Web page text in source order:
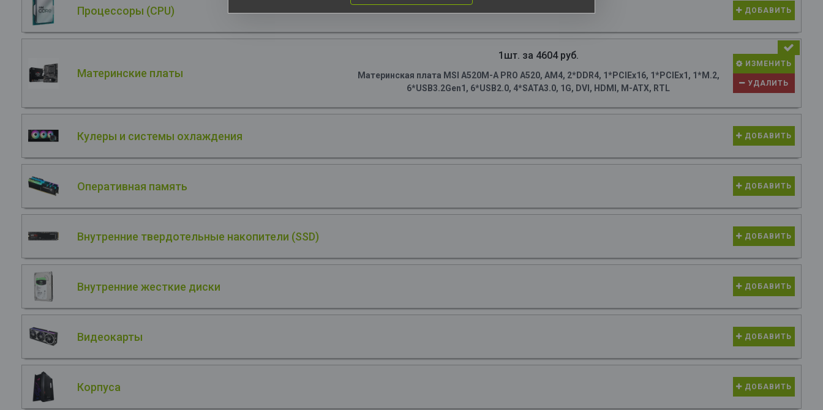
Процессоры (CPU) ДОБАВИТЬ
Материнские платы
1шт. за 4604 руб.
Материнская плата MSI A520M-A PRO A520, AM4, 2*DDR4, 1*PCIEx16, 1*PCIEx1, 1*M.2,
6*USB3.2Gen1, 6*USB2.0, 4*SATA3.0, 1G, DVI, HDMI, M-ATX, RTL
ИЗМЕНИТЬ
УДАЛИТЬ
Кулеры и системы охлаждения ДОБАВИТЬ
Оперативная память ДОБАВИТЬ
Внутренние твердотельные накопители (SSD) ДОБАВИТЬ
Внутренние жесткие диски ДОБАВИТЬ
Видеокарты ДОБАВИТЬ
Корпуса ДОБАВИТЬ